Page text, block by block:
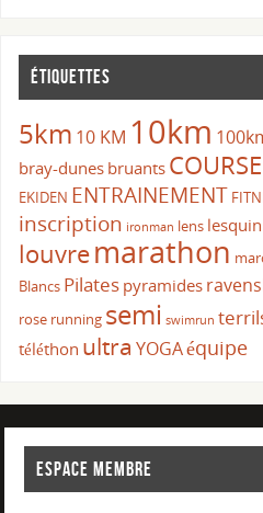
ÉTIQUETTES
5km 10 KM 10km
bray-dunes bruants
EKIDEN ENTRAINEMENT
inscription ironman lens lesquin
louvremarathon
Blancs Pilates pyramides
rose running semi swimrun
téléthon ultra YOGAéquipe
ESPACE MEMBRE